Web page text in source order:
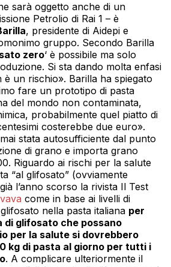
sarà oggetto anche di un
Petrolio di Rai 1 – è
, presidente di Aidepi e
gruppo. Secondo Barilla
zero‘ è possibile ma solo
Si sta dando molta enfasi
un rischio». Barilla ha spiegato
fare un prototipo di pasta
del mondo non contaminata,
probabilmente quel piatto di
costerebbe due euro».
stata autosufficiente dal punto
di grano e importa grano
Riguardo ai rischi per la salute
“al glifosato” (ovviamente
l’anno scorso la rivista Il Test
come in base ai livelli di
nella pasta italiana per
di glifosato che possano
per la salute si dovrebbero
kg di pasta al giorno per tutti i
. A complicare ulteriormente il